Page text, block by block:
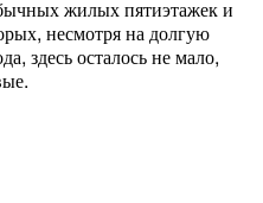
жилых пятиэтажек и
несмотря на долгую
здесь осталось не мало,